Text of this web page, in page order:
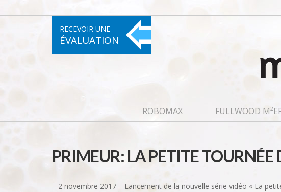
RECEVOIR UNE
ÉVALUATION
ROBOMAX FULLWOOD
PRIMEUR: LA PETITE
– 2 novembre 2017 – Lancement de la nouvelle série vidéo « La